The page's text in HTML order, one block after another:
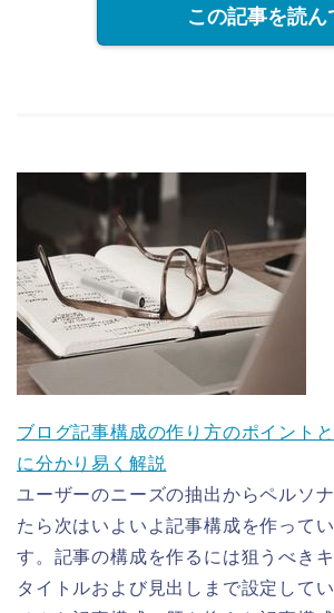
この記事を読ん
ブログ記事構成の作り方のポイント
に分かり易く解説
ユーザーのニーズの抽出からペルソ
たら次はいよいよ記事構成を作って
す。記事の構成を作るには狙うべき
タイトルおよび見出しまで設定して